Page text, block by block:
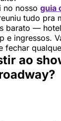
no nosso guia
tudo pra
barato —
e ingressos.
fechar
ao